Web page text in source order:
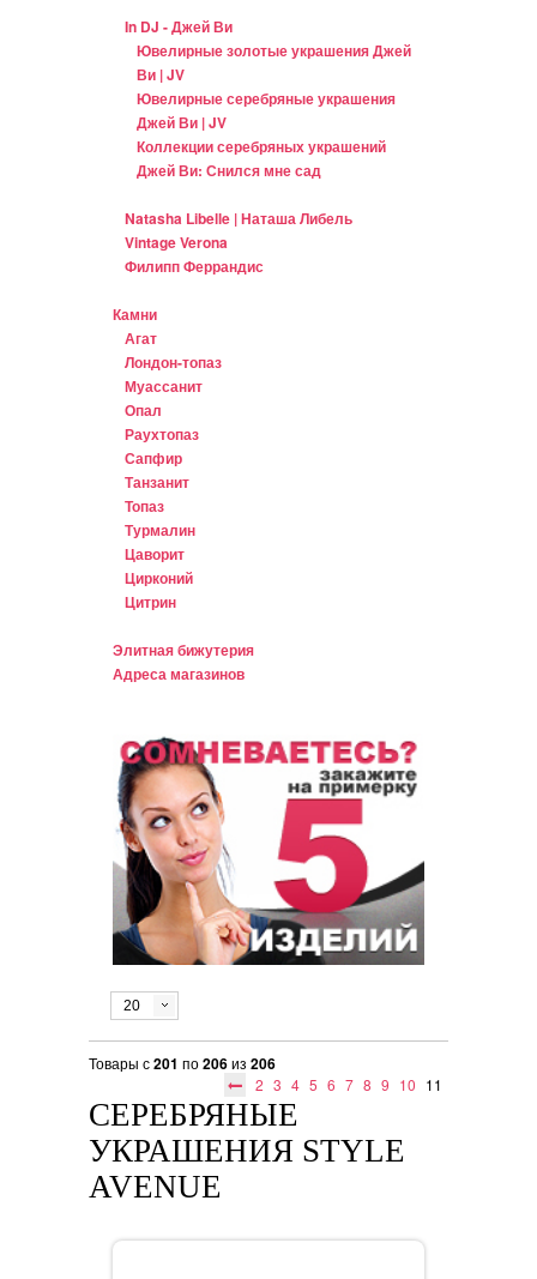
In DJ - Джей Ви
Ювелирные золотые украшения Джей
Ви | JV
Ювелирные серебряные украшения
Джей Ви | JV
Коллекции серебряных украшений
Джей Ви: Снился мне сад
Natasha Libelle | Наташа Либель
Vintage Verona
Филипп Феррандис
Камни
Агат
Лондон-топаз
Муассанит
Опал
Раухтопаз
Сапфир
Танзанит
Топаз
Турмалин
Цаворит
Цирконий
Цитрин
Элитная бижутерия
Адреса магазинов
20
Товары с201 по206из 206
2 3 4 5 6 7 8 9 10 11
СЕРЕБРЯНЫЕ
УКРАШЕНИЯ STYLE
AVENUE